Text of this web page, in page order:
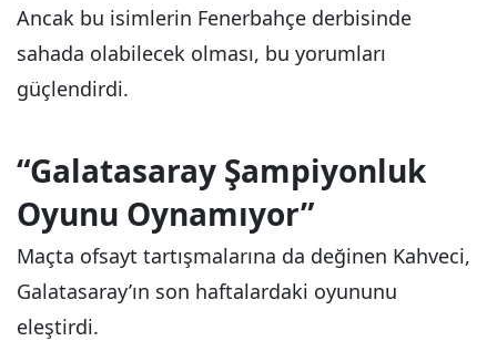
Ancak bu isimlerin Fenerbahçe derbisinde
sahada olabilecek olması, bu yorumları
güçlendirdi.
“Galatasaray Şampiyonluk
Oyunu Oynamıyor”
Maçta ofsayt tartışmalarına da değinen Kahveci,
Galatasaray’ın son haftalardaki oyununu
eleştirdi.